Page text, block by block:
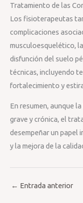
Tratamiento de las
Los fisioterapeutas
complicaciones
musculoesquelético,
disfunción del suelo
técnicas, incluyendo
fortalecimiento y
En resumen, aunque
grave y crónica, el
desempeñar un papel
y la mejora de la
← Entrada anterior